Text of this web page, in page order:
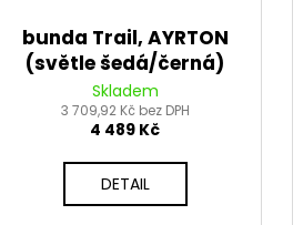
bunda Trail, AYRTON
(světle šedá/černá)
2026
Skladem
3 709,92 Kč bez DPH
4 489 Kč
DETAIL